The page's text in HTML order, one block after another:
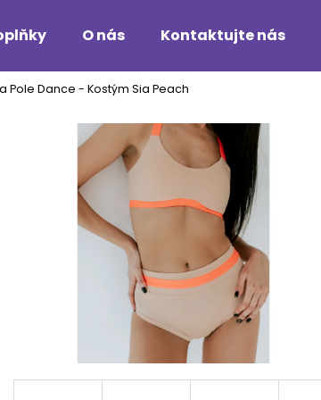
O nás Kontaktujte nás
Pole Dance - Kostým Sia Peach
Co potřebujete najít?
Doporučujeme